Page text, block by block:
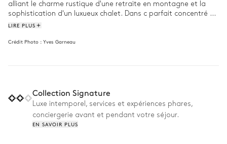
alliant le charme rustique d'une retraite en montagne et la
sophistication d'un luxueux chalet. Dans c parfait concentré
d'architecture alpine, mobilier cosy et touches de bois naturel
ou les boutiques et restaurants de la station, vous pourrez
vous détendre en famille dans la salle de cinéma privée et le
soir venu, vous réunir autour de la cheminée pour vous
raconter vos aventures !
LIRE PLUS
Crédit Photo : Yves Garneau
Collection Signature
Luxe intemporel, services et expériences phares,
conciergerie avant et pendant votre séjour.
EN SAVOIR PLUS